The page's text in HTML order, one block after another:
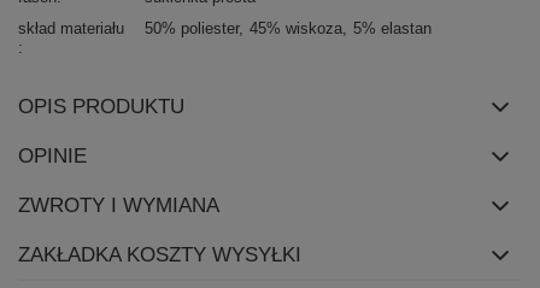
skład materiału
50% poliester 45% wiskoza 5% elastan
OPIS PRODUKTU
OPINIE
ZWROTY I WYMIANA
ZAKŁADKA KOSZTY WYSYŁKI